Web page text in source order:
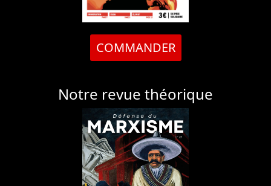
COMMANDER
Notre revue théorique